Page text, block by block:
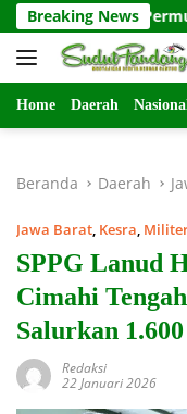
Langsung
ke
konten
Breaking News
Rabat
Home Daerah
Beranda Daerah
Jawa Barat, Kesra,
SPPG Lanud
Cimahi
Salurkan
Redaksi
22 Januari 2026